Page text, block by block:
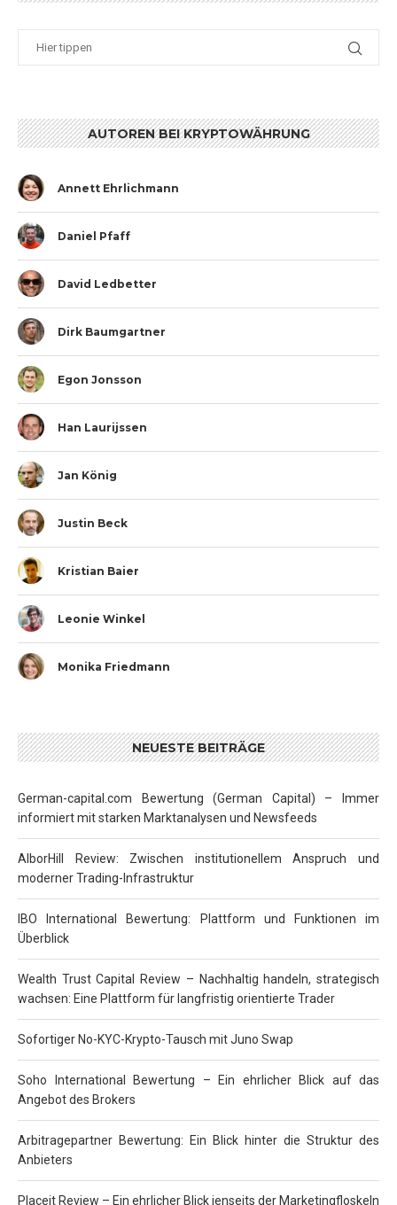
AUTOREN BEI KRYPTOWÄHRUNG
Annett Ehrlichmann
Daniel Pfaff
David Ledbetter
Dirk Baumgartner
Egon Jonsson
Han Laurijssen
Jan König
Justin Beck
Kristian Baier
Leonie Winkel
Monika Friedmann
NEUESTE BEITRÄGE
German-capital.com Bewertung (German Capital) – Immer
informiert mit starken Marktanalysen und Newsfeeds
AlborHill Review: Zwischen institutionellem Anspruch und
moderner Trading-Infrastruktur
IBO International Bewertung: Plattform und Funktionen im
Überblick
Wealth Trust Capital Review – Nachhaltig handeln, strategisch
wachsen: Eine Plattform für langfristig orientierte Trader
Sofortiger No-KYC-Krypto-Tausch mit Juno Swap
Soho International Bewertung – Ein ehrlicher Blick auf das
Angebot des Brokers
Arbitragepartner Bewertung: Ein Blick hinter die Struktur des
Anbieters
Placeit Review – Ein ehrlicher Blick jenseits der Marketingfloskeln